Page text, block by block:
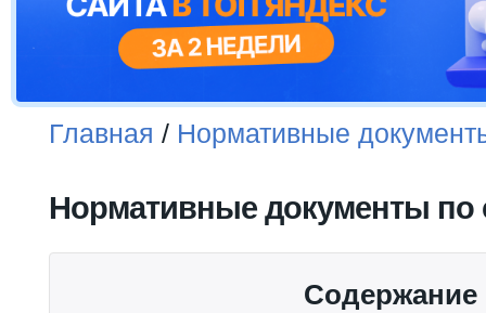
Главная / Нормативные
Нормативные документы по
Содержание